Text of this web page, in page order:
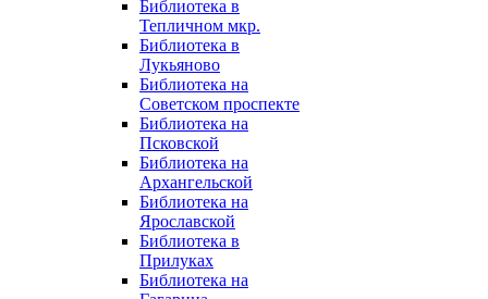
Библиотека в
Тепличном мкр.
Библиотека в
Лукьяново
Библиотека на
Советском проспекте
Библиотека на
Псковской
Библиотека на
Архангельской
Библиотека на
Ярославской
Библиотека в
Прилуках
Библиотека на